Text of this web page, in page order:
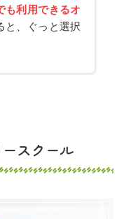
も利用できるオ
と、ぐっと選択
スクール